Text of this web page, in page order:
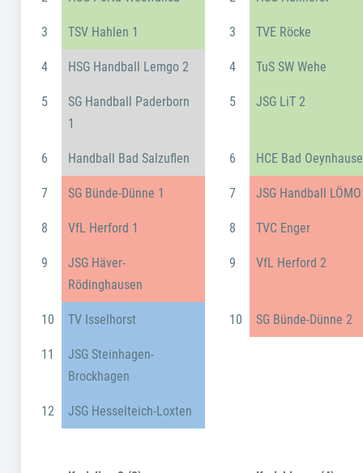
3 TSV Hahlen 1 3 TVE Röcke
4 HSG Handball Lemgo 2 4 TuS SW Wehe
5
SG Handball Paderborn
1
5 JSG LiT 2
6 Handball Bad Salzuflen 6 HCE Bad
7 SG Bünde-Dünne 1 7 JSG Handball LÖMO
8 VfL Herford 1 8 TVC Enger
9
JSG Häver-
Rödinghausen
9 VfL Herford 2
10 TV Isselhorst 10 SG Bünde-Dünne 2
11
JSG Steinhagen-
Brockhagen
12 JSG Hesselteich-Loxten